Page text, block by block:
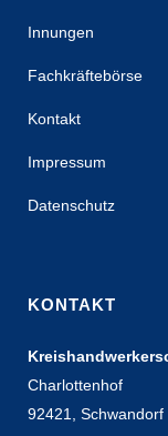
Innungen
Fachkräftebörse
Kontakt
Impressum
Datenschutz
KONTAKT
Charlottenhof
92421, Schwandorf